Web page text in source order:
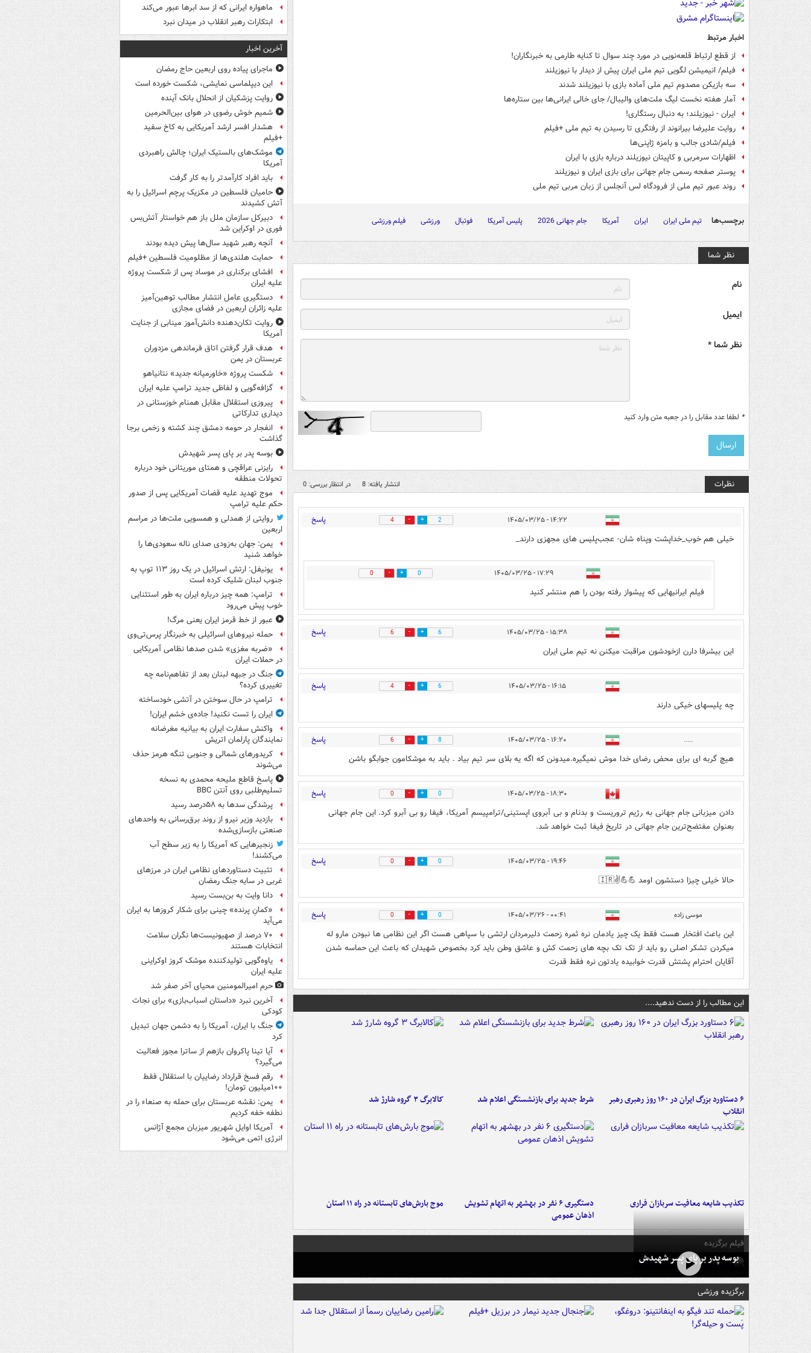
اخبار مرتبط
از قطع ارتباط قلعه‌نویی در مورد چند سوال تا کنایه طارمی به خبرنگاران!
فیلم/ انیمیشن لگویی تیم ملی ایران پیش از دیدار با نیوزیلند
سه بازیکن مصدوم تیم ملی آماده بازی با نیوزیلند شدند
آمار هفته نخست لیگ ملت‌های والیبال/ جای خالی ایرانی‌ها بین ستاره‌ها
ایران - نیوزیلند؛ به دنبال رستگاری!
روایت علیرضا بیرانوند از رفتگری تا رسیدن به تیم ملی +فیلم
فیلم/شادی جالب و بامزه ژاپنی‌ها
اظهارات سرمربی و کاپیتان نیوزیلند درباره بازی با ایران
پوستر صفحه رسمی جام جهانی برای بازی ایران و نیوزیلند
روند عبور تیم ملی از فرودگاه لس آنجلس از زبان مربی تیم ملی
برچسب‌ها تیم ملی ایران ایران آمریکا جام جهانی 2026 پلیس آمریکا فوتبال ورزشی فیلم ورزشی
نظر شما
نام
ایمیل
نظر شما *
* لطفا عدد مقابل را در جعبه متن وارد کنید
نظرات انتشار یافته: 8 در انتظار بررسی: 0
۱۴:۲۲ - ۱۴۰۵/۰۳/۲۵ 2
4 پاسخ
خیلی هم خوب_خداپشت وپناه شان- عجب‌پلیس های مجهزی دارند_
۱۷:۲۹ - ۱۴۰۵/۰۳/۲۵ 0
0
فیلم ایرانیهایی که پیشواز رفته بودن را هم منتشر کنید
۱۵:۳۸ - ۱۴۰۵/۰۳/۲۵ 6
6 پاسخ
این بیشرفا دارن ازخودشون مراقبت میکنن نه تیم ملی ایران
۱۶:۱۵ - ۱۴۰۵/۰۳/۲۵ 6
4 پاسخ
چه پلیسهای خیکی دارند
..... ۱۶:۲۰ - ۱۴۰۵/۰۳/۲۵ 8
6 پاسخ
هیچ گربه ای برای محض رضای خدا موش نمیگیره.میدونن که اگه یه بلای سر تیم بیاد . باید به موشکامون جوابگو باشن
۱۸:۳۰ - ۱۴۰۵/۰۳/۲۵ 0
0 پاسخ
دادن میزبانی جام جهانی به رژیم تروریست و بدنام و بی آبروی اپستینی/ترامپیسم آمریکا، فیفا رو بی‌ آبرو کرد. این جام جهانی
بعنوان مفتضح‌ترین جام جهانی در تاریخ فیفا ثبت خواهد شد.
۱۹:۴۶ - ۱۴۰۵/۰۳/۲۵ 0
0 پاسخ
حالا خیلی چیزا دستشون اومد 💪💪✌️🇮🇷
موسی زاده ۰۰:۴۱ - ۱۴۰۵/۰۳/۲۶ 0
0 پاسخ
این باعث افتخار هست فقط یک چیز یادمان نره ثمره زحمت دلیرمردان ارتشی با سپاهی هست اگر این نظامی ها نبودن مارو له
میکردن تشکر اصلی رو باید از تک تک بچه های زحمت کش و عاشق وطن باید کرد بخصوص شهیدان که باعث این حماسه شدن
آقایان احترام پشتش قدرت خوابیده یادتون نره فقط قدرت
این مطالب را از دست ندهید....
۶ دستاورد بزرگ ایران در ۱۶۰ روز رهبری رهبر
انقلاب
شرط جدید برای بازنشستگی اعلام شد کالابرگ ۳ گروه شارژ شد
تکذیب شایعه معافیت سربازان فراری
دستگیری ۶ نفر در بهشهر به اتهام تشویش
اذهان عمومی
موج بارش‌های تابستانه در راه ۱۱ استان
فیلم برگزیده
بوسه‌ پدر بر پای پسر شهیدش
برگزیده ورزشی
ماهواره ایرانی که از سد ابرها عبور می‌کند
ابتکارات رهبر انقلاب در میدان نبرد
آخرین اخبار
ماجرای پیاده روی اربعین حاج رمضان
این دیپلماسی نمایشی، شکست خورده است
روایت پزشکیان از انحلال بانک آینده
شمیم خوش رضوی در هوای بین‌الحرمین
هشدار افسر ارشد آمریکایی به کاخ سفید
+فیلم
موشک‌های بالستیک ایران؛ چالش راهبردی
آمریکا
باید افراد کارآمدتر را به کار گرفت
حامیان فلسطین در مکزیک پرچم اسرائیل را به
آتش کشیدند
دبیرکل سازمان ملل باز هم خواستار آتش‌بس
فوری در اوکراین شد
آنچه رهبر شهید سال‌ها پیش دیده بودند
حمایت هلندی‌ها از مظلومیت فلسطین +فیلم
افشای برکناری در موساد پس از شکست پروژه
علیه ایران
دستگیری عامل انتشار مطالب توهین‌آمیز
علیه زائران اربعین در فضای مجازی
روایت تکان‌دهنده دانش‌آموز مینابی از جنایت
آمریکا
هدف قرار گرفتن اتاق‌ فرماندهی مزدوران
عربستان در یمن
شکست پروژه «خاورمیانه جدید» نتانیاهو
گزافه‌گویی و لفاظی جدید ترامپ علیه ایران
پیروزی استقلال مقابل همنام خوزستانی در
دیداری تدارکاتی
انفجار در حومه دمشق چند کشته و زخمی برجا
گذاشت
بوسه‌ پدر بر پای پسر شهیدش
رایزنی عراقچی و همتای موریتانی خود درباره
تحولات منطقه
موج تهدید علیه قضات آمریکایی پس از صدور
حکم علیه ترامپ
روایتی از همدلی و همسویی ملت‌ها در مراسم
اربعین
یمن: جهان به‌زودی صدای ناله سعودی‌ها را
خواهد شنید
یونیفل: ارتش اسرائیل در یک روز ۱۱۳ توپ به
جنوب لبنان شلیک کرده است
ترامپ: همه چیز درباره ایران به طور استثنایی
خوب پیش می‌رود
عبور از خط قرمز ایران یعنی مرگ!
حمله نیروهای اسرائیلی به خبرنگار پرس‌تی‌وی
«ضربه مغزی» شدن صدها نظامی آمریکایی
در حملات ایران
جنگ در جبهه لبنان بعد از تفاهم‌نامه چه
تغییری کرده؟
ترامپ در حال سوختن در آتشی خودساخته
ایران را تست نکنید! جاده‌ی خشم ایران!
واکنش سفارت ایران به بیانیه مغرضانه
نمایندگان پارلمان اتریش
کریدورهای شمالی و جنوبی تنگه هرمز حذف
می‌شوند
پاسخ قاطع ملیحه محمدی به نسخه
تسلیم‌طلبی روی آنتن BBC
پرشدگی سدها به ۵۸درصد رسید
بازدید وزیر نیرو از روند برق‌رسانی به واحدهای
صنعتی بازسازی‌شده
زنجیرهایی که آمریکا را به زیر سطح آب
می‌کشند!
تثبیت دستاوردهای نظامی ایران در مرزهای
غربی در سایه جنگ رمضان
دانا وایت به بن‌بست رسید
«کمانِ پرنده» چینی برای شکار کروزها به ایران
می‌آید
۷۰ درصد از صهیونیست‌ها نگران سلامت
انتخابات هستند
یاوه‌گویی تولیدکننده موشک کروز اوکراینی
علیه ایران
حرم امیرالمومنین محیای آخر صفر شد
آخرین نبرد «داستان اسباب‌بازی» برای نجات
کودکی
جنگ با ایران، آمریکا را به دشمن جهان تبدیل
کرد
آیا تینا پاکروان بازهم از ساترا مجوز فعالیت
می‌گیرد؟
رقم فسخ قرارداد رضاییان با استقلال فقط
۱۰۰میلیون تومان!
یمن: نقشه عربستان برای حمله به صنعاء را در
نطفه خفه کردیم
آمریکا اوایل شهریور میزبان مجمع آژانس
انرژی اتمی می‌شود